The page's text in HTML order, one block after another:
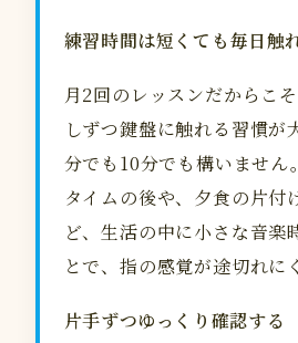
練習時間は短くても毎日触
月2回のレッスンだからこ
しずつ鍵盤に触れる習慣が
分でも10分でも構いません
タイムの後や、夕食の片付
ど、生活の中に小さな音楽
とで、指の感覚が途切れに
片手ずつゆっくり確認する